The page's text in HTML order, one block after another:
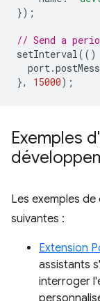
});
// Send a
setInterval(()
port.
},
15000);
Exemples
Les exemples
suivantes :
Extension
assistants
interroger